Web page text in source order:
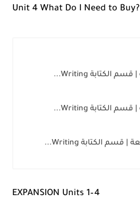
Unit 4 What Do I Need to Buy?
EXPANSION Units 1–4